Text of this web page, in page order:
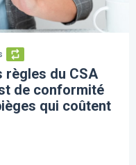
règles du CSA
de conformité
qui coûtent